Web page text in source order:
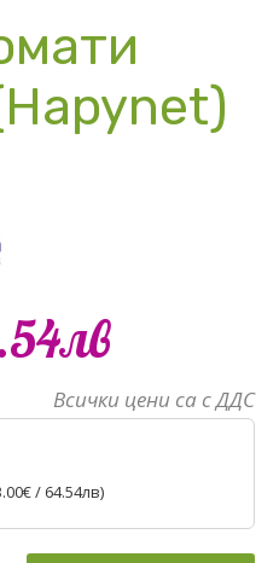
54лв
Всички цени са с ДДС
/ 64.54лв)